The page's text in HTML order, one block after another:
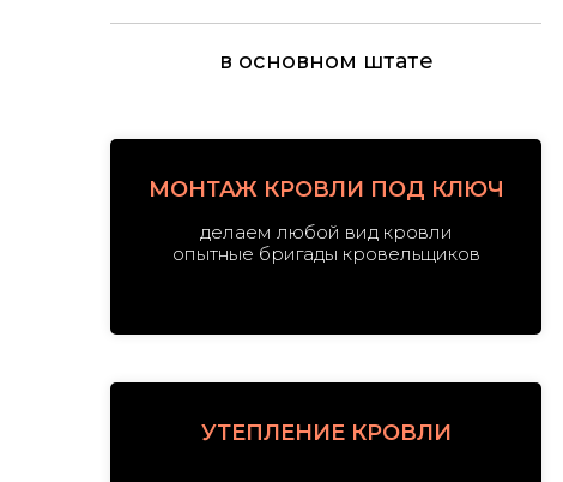
в основном штате
МОНТАЖ КРОВЛИ ПОД КЛЮЧ
делаем любой вид кровли
опытные бригады кровельщиков
УТЕПЛЕНИЕ КРОВЛИ